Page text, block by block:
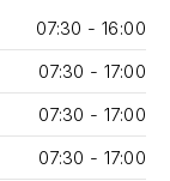
07:30 - 16:00
07:30 - 17:00
07:30 - 17:00
07:30 - 17:00